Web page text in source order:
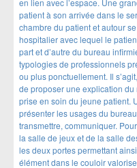
en lien avec l’espace. Une
patient à son arrivée dans le
chambre du patient et autour
hospitalier avec lequel le
part et d’autre du bureau
typologies de professionnels
ou plus ponctuellement. Il
de proposer une explication
prise en soin du jeune patient.
présenter les usages du
transmettre, communiquer.
la salle de jeux et de la salle
les deux portes permettant
élément dans le couloir